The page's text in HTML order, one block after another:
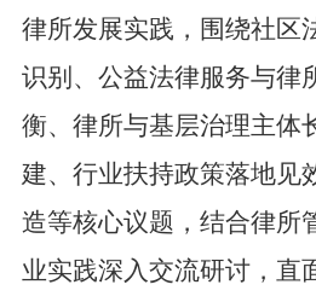
律所发展实践，围绕社区
识别、公益法律服务与律
衡、律所与基层治理主体
建、行业扶持政策落地见
造等核心议题，结合律所
业实践深入交流研讨，直